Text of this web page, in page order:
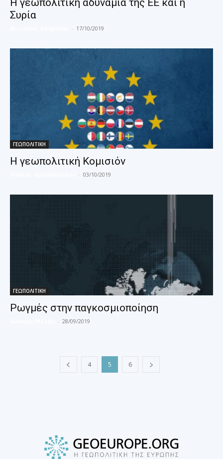
Η γεωπολιτική αδυναμία της ΕΕ και η
Συρία
- 17/10/2019
ΓΕΩΠΟΛΙΤΙΚΗ
Η γεωπολιτική Κομισιόν
- 03/10/2019
ΓΕΩΠΟΛΙΤΙΚΗ
Ρωγμές στην παγκοσμιοποίηση
- 28/09/2019
4 5 6